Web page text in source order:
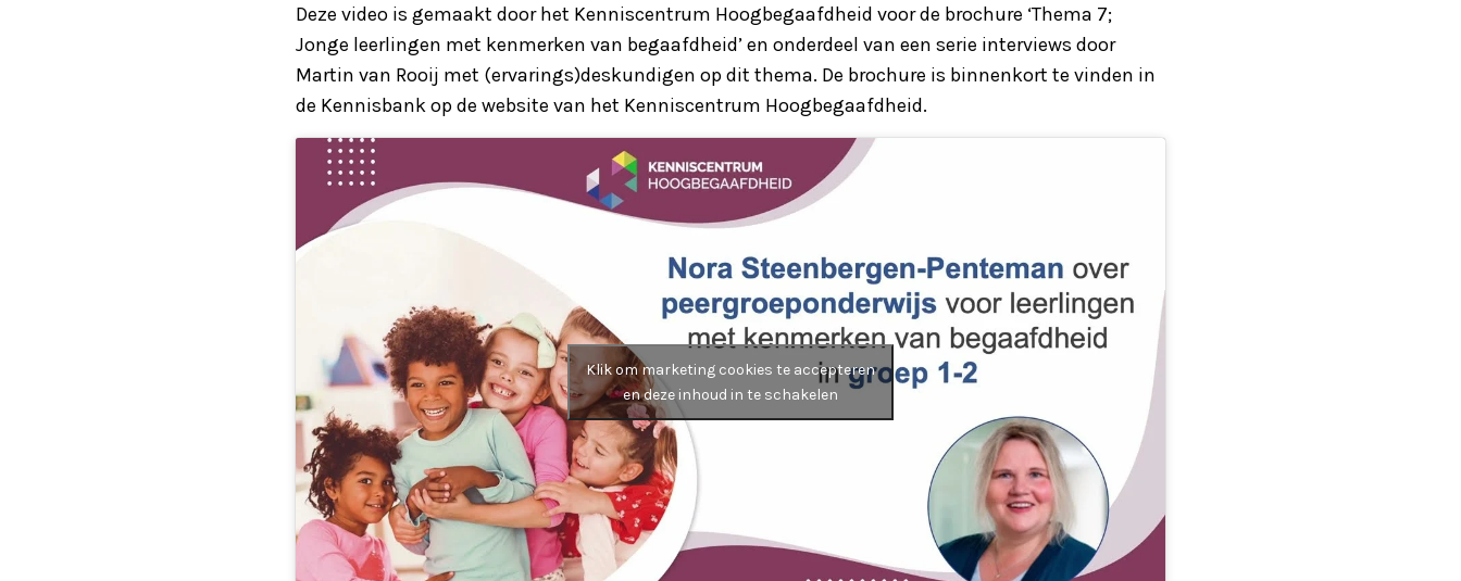
Deze video is gemaakt door het Kenniscentrum Hoogbegaafdheid voor de brochure ‘Thema 7;
Jonge leerlingen met kenmerken van begaafdheid’ en onderdeel van een serie interviews door
Martin van Rooij met (ervarings)deskundigen op dit thema. De brochure is binnenkort te vinden in
de Kennisbank op de website van het Kenniscentrum Hoogbegaafdheid.
Klik om marketing cookies te accepteren
en deze inhoud in te schakelen